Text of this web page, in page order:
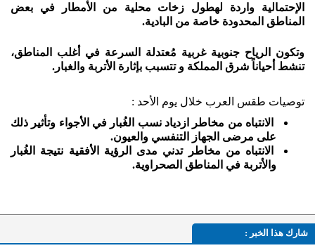
الإحتمالية واردة لهطول زخات محلية من الأمطار في بعض
المناطق المحدودة خاصة من البادية.
وتكون الرياح جنوبية غربية مُعتدلة السرعة في أغلب المناطق،
تنشط أحياناً شرق المملكة و تتسبب بإثارة الأتربة والغبار.
توصيات طقس العرب خلال يوم الأحد :
الانتباه من مخاطر ازدياد نسب الغُبار في الأجواء وتأثير ذلك
على مرضى الجهاز التنفسي والعيون.
الانتباه من مخاطر تدني مدى الرؤية الأفقية نتيجة الغُبار
والأتربة في المناطق الصحراوية.
شارك هذا الخبر :